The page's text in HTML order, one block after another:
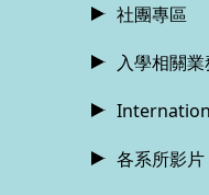
社團專區
入學相關
各系所影片